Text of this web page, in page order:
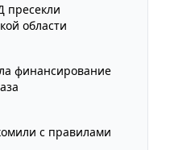
пресекли
области
финансирование
с правилами